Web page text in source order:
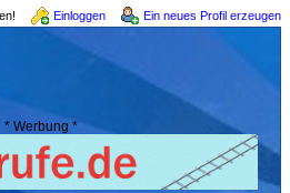
Einloggen Ein neues Profil erzeugen
* Werbung *